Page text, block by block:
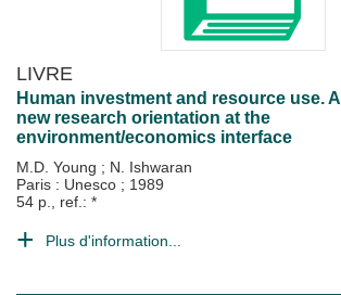
LIVRE
Human investment and resource use. A
new research orientation at the
environment/economics interface
M.D. Young ; N. Ishwaran
Paris : Unesco ; 1989
54 p., ref.: *
Plus d'information...